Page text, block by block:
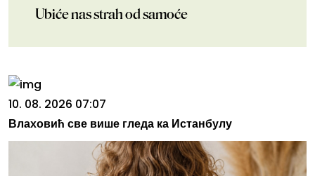
Ubiće nas strah od samoće
10. 08. 2026 07:07
Влаховић све више гледа ка Истанбулу